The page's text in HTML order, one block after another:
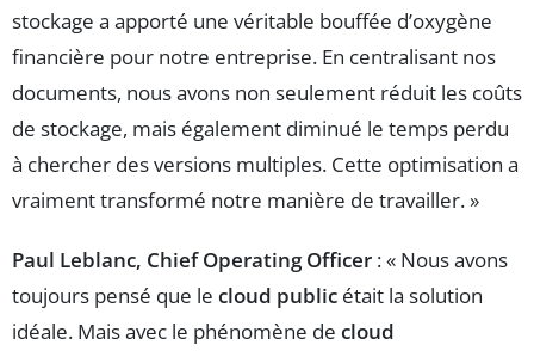
stockage a apporté une véritable bouffée d’oxygène
financière pour notre entreprise. En centralisant nos
documents, nous avons non seulement réduit les coûts
de stockage, mais également diminué le temps perdu
à chercher des versions multiples. Cette optimisation a
vraiment transformé notre manière de travailler. »
Paul Leblanc, Chief Operating Officer : « Nous avons
toujours pensé que le cloud public était la solution
idéale. Mais avec le phénomène de cloud